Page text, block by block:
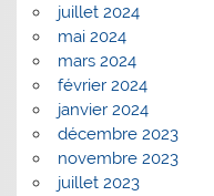
juillet 2024
mai 2024
mars 2024
février 2024
janvier 2024
décembre 2023
novembre 2023
juillet 2023